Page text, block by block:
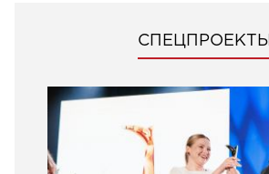
СПЕЦПРОЕКТЫ